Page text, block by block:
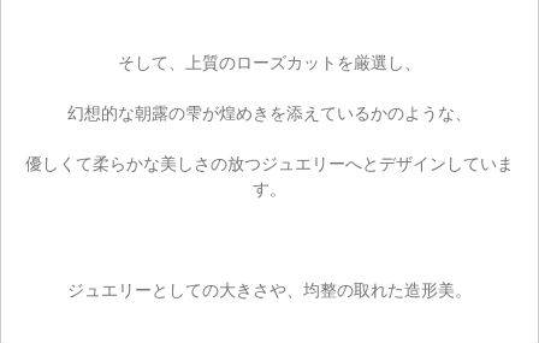
そして、上質のローズカットを厳選し、
幻想的な朝露の雫が煌めきを添えているかのような、
優しくて柔らかな美しさの放つジュエリーへとデザインしていま
す。
ジュエリーとしての大きさや、均整の取れた造形美。